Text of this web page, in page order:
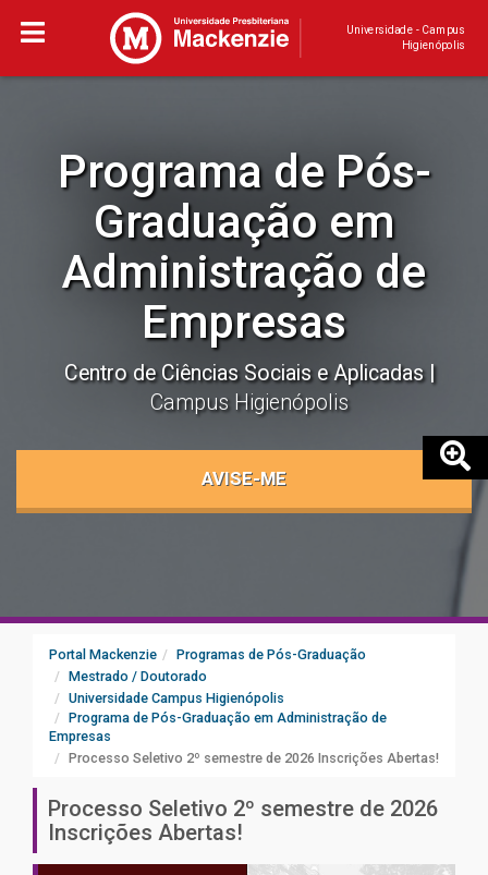
Universidade - Campus
Higienópolis
Programa de Pós-
Graduação em
Administração de
Empresas
Centro de Ciências Sociais e Aplicadas
Campus Higienópolis
AVISE-ME
Portal Mackenzie
Programas de Pós-Graduação
Mestrado / Doutorado
Universidade Campus Higienópolis
Programa de Pós-Graduação em Administração de
Empresas
Processo Seletivo 2º semestre de 2026 Inscrições Abertas!
Processo Seletivo 2º semestre de 2026
Inscrições Abertas!